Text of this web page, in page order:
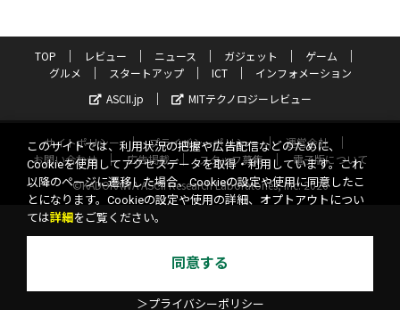
TOP レビュー ニュース ガジェット
ゲーム
グルメ
スタートアップ ICT
インフォメーション
ASCII.jp
MITテクノロジーレビュー
サイトポリシー プライバシーポリシー
運営会社
お問い合わせ
広告掲載 スタッフ募集
電子版について
©KADOKAWA ASCII Research Laboratories, Inc. 2026
このサイトでは、利用状況の把握や広告配信などのために、
Cookieを使用してアクセスデータを取得・利用しています。これ
以降のページに遷移した場合、Cookieの設定や使用に同意したこ
とになります。Cookieの設定や使用の詳細、オプトアウトについ
ては詳細 をご覧ください。
同意する
＞プライバシーポリシー